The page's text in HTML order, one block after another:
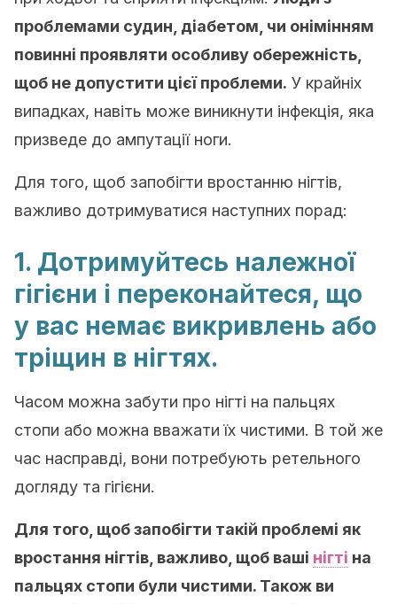
проблемами судин, діабетом, чи онімінням
повинні проявляти особливу обережність,
щоб не допустити цієї проблеми. У крайніх
випадках, навіть може виникнути інфекція, яка
призведе до ампутації ноги.
Для того, щоб запобігти вростанню нігтів,
важливо дотримуватися наступних порад:
1. Дотримуйтесь належної
гігієни і переконайтеся, що
у вас немає викривлень або
тріщин в нігтях.
Часом можна забути про нігті на пальцях
стопи або можна вважати їх чистими. В той же
час насправді, вони потребують ретельного
догляду та гігієни.
Для того, щоб запобігти такій проблемі як
вростання нігтів, важливо, щоб ваші нігті на
пальцях стопи були чистими. Також ви